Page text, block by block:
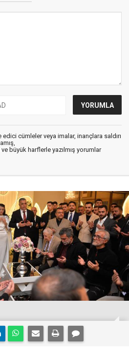
cümleler veya imalar, inançlara saldırı
büyük harflerle yazılmış yorumlar